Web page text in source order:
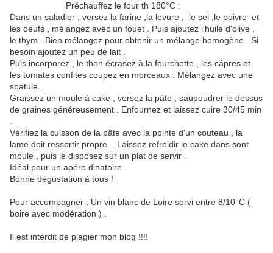
Préchauffez le four th 180°C :
Dans un saladier , versez la farine ,la levure , le sel ,le poivre et
les oeufs , mélangez avec un fouet . Puis ajoutez l'huile d'olive ,
le thym .Bien mélangez pour obtenir un mélange homogène . Si
besoin ajoutez un peu de lait .
Puis incorporez , le thon écrasez à la fourchette , les câpres et
les tomates confites coupez en morceaux . Mélangez avec une
spatule .
Graissez un moule à cake , versez la pâte , saupoudrer le dessus
de graines généreusement . Enfournez et laissez cuire 30/45 min
Vérifiez la cuisson de la pâte avec la pointe d'un couteau , la
lame doit ressortir propre . Laissez refroidir le cake dans sont
moule , puis le disposez sur un plat de servir .
Idéal pour un apéro dinatoire .
Bonne dégustation à tous !
Pour accompagner : Un vin blanc de Loire servi entre 8/10°C (
boire avec modération ) .
Il est interdit de plagier mon blog !!!!